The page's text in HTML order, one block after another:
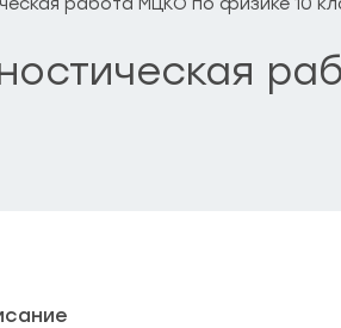
работа МЦКО по физике 10